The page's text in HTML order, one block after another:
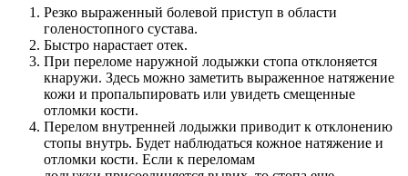
Резко выраженный болевой приступ в области
голеностопного сустава.
Быстро нарастает отек.
При переломе наружной лодыжки стопа отклоняется
кнаружи. Здесь можно заметить выраженное натяжение
кожи и пропальпировать или увидеть смещенные
отломки кости.
Перелом внутренней лодыжки приводит к отклонению
стопы внутрь. Будет наблюдаться кожное натяжение и
отломки кости. Если к переломам